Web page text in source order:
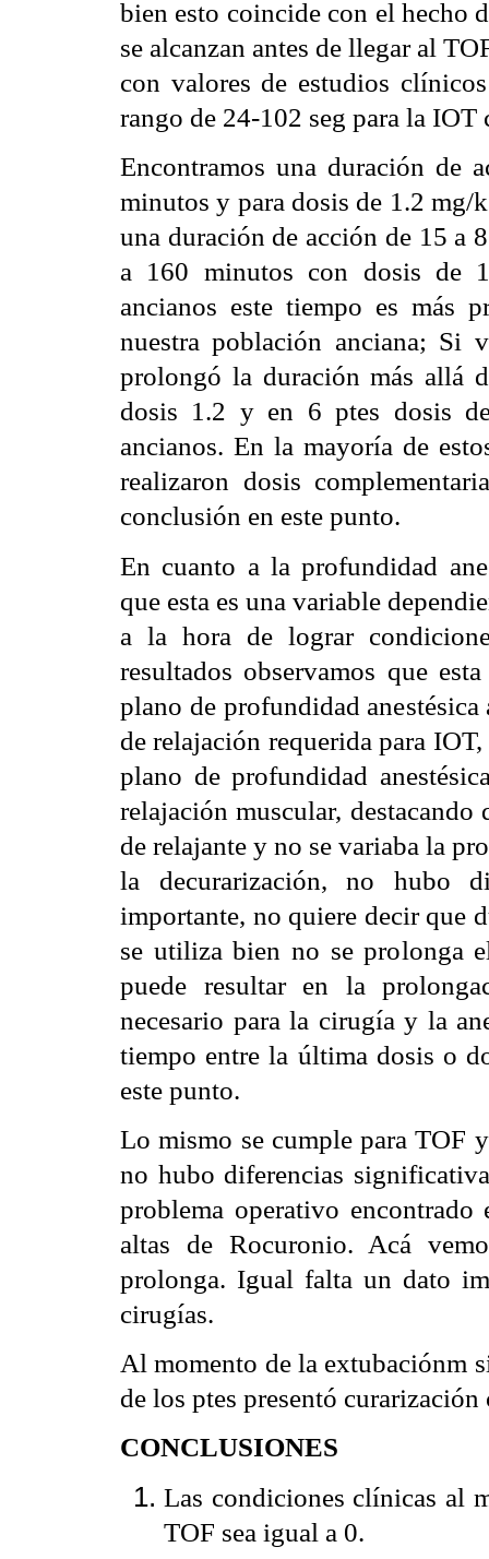
bien esto coincide con el hecho
se alcanzan antes de llegar al
con valores de estudios
rango de 24-102 seg para la
Encontramos una duración de
minutos y para dosis de 1.2
una duración de acción de 15 a
a 160 minutos con dosis de
ancianos este tiempo es más
nuestra población anciana; Si
prolongó la duración más allá
dosis 1.2 y en 6 ptes dosis
ancianos. En la mayoría de
realizaron dosis
conclusión en este punto.
En cuanto a la profundidad
que esta es una variable
a la hora de lograr
resultados observamos que
plano de profundidad
de relajación requerida para
plano de profundidad
relajación muscular, destacando
de relajante y no se variaba la
la decurarización, no hubo
importante, no quiere decir que
se utiliza bien no se prolonga
puede resultar en la
necesario para la cirugía y la
tiempo entre la última dosis o
este punto.
Lo mismo se cumple para TOF
no hubo diferencias
problema operativo
altas de Rocuronio. Acá
prolonga. Igual falta un dato
cirugías.
Al momento de la extubaciónm
de los ptes presentó
CONCLUSIONES
Las condiciones clínicas al
TOF sea igual a 0.